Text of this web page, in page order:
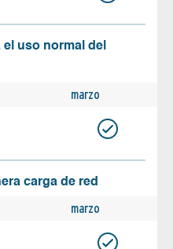
el uso normal del
marzo
carga de red
marzo